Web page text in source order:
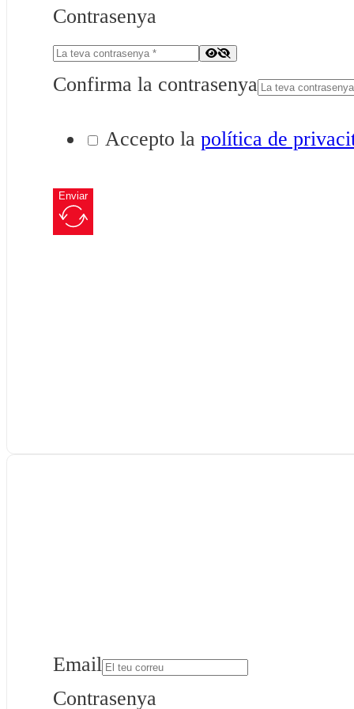
Contrasenya
Confirma la contrasenya
Accepto la política de
Enviar
Email
Contrasenya